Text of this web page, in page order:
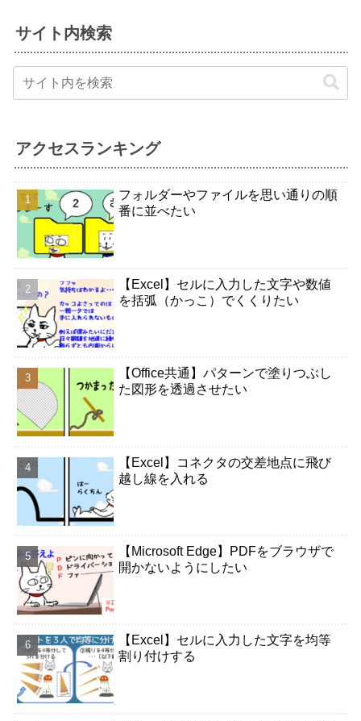
サイト内検索
アクセスランキング
フォルダーやファイルを思い通りの順
番に並べたい
【Excel】セルに入力した文字や数値
を括弧（かっこ）でくくりたい
【Office共通】パターンで塗りつぶし
た図形を透過させたい
【Excel】コネクタの交差地点に飛び
越し線を入れる
【Microsoft Edge】PDFをブラウザで
開かないようにしたい
【Excel】セルに入力した文字を均等
割り付けする